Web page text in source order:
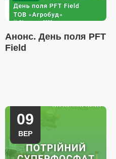
Анонс. День поля PFT
Field
09
ВЕР